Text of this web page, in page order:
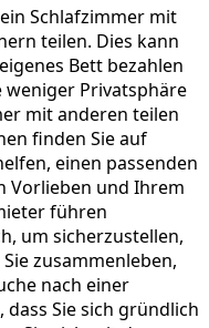
Schlafzimmer mit
teilen. Dies kann
Bett bezahlen
weniger Privatsphäre
mit anderen teilen
finden Sie auf
einen passenden
Vorlieben und Ihrem
führen
um sicherzustellen,
zusammenleben,
nach einer
Sie sich gründlich